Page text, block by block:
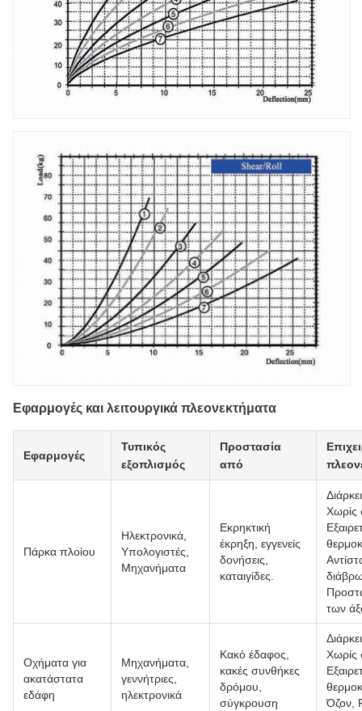
Εφαρμογές και λειτουργικά πλεονεκτήματα
Εφαρμογές
Τυπικός
εξοπλισμός
Προστασία
από
Πάρκα πλοίου
Ηλεκτρονικά,
Υπολογιστές,
Μηχανήματα
Εκρηκτική
έκρηξη, εγγενείς
δονήσεις,
καταιγίδες.
Χωρίς
των
Οχήματα για
ακατάστατα
εδάφη
Μηχανήματα,
γεννήτριες,
ηλεκτρονικά
Κακό έδαφος,
κακές συνθήκες
δρόμου,
σύγκρουση
Χωρίς
Όζον,